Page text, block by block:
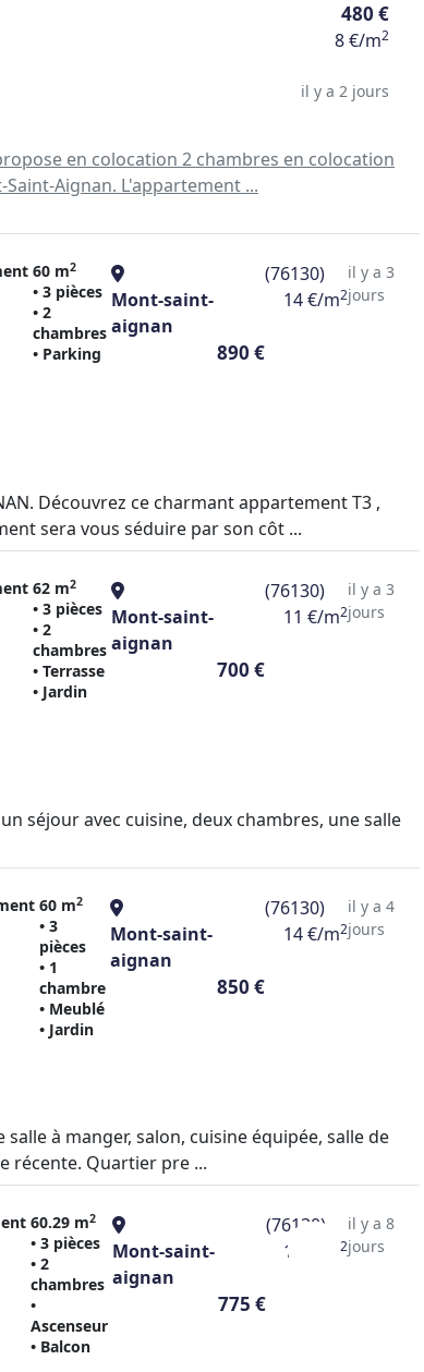
480 €
8 €/m2
il y a 2 jours
en colocation 2 chambres en colocation
Aignan. L'appartement ...
60 m2
• 3 pièces
• 2
chambres
• Parking
Mont-saint-
aignan
890 €
(76130)
14 €/m2
il y a 3
jours
Découvrez ce charmant appartement T3 ,
sera vous séduire par son côt ...
62 m2
• 3 pièces
• 2
chambres
• Terrasse
• Jardin
Mont-saint-
aignan
700 €
(76130)
11 €/m2
il y a 3
jours
séjour avec cuisine, deux chambres, une salle
60 m2
• 3
pièces
• 1
chambre
• Meublé
• Jardin
Mont-saint-
aignan
850 €
(76130)
14 €/m2
il y a 4
jours
à manger, salon, cuisine équipée, salle de
récente. Quartier pre ...
60.29 m2
• 3 pièces
• 2
chambres
•
Ascenseur
• Balcon
Mont-saint-
aignan
775 €
(76130)
12 €/m2
il y a 8
jours